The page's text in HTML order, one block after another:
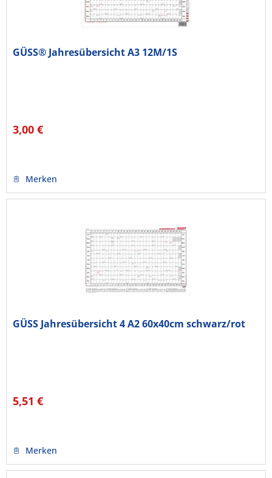
GÜSS® Jahresübersicht A3 12M/1S
3,00 €
Merken
GÜSS Jahresübersicht 4 A2 60x40cm schwarz/rot
5,51 €
Merken